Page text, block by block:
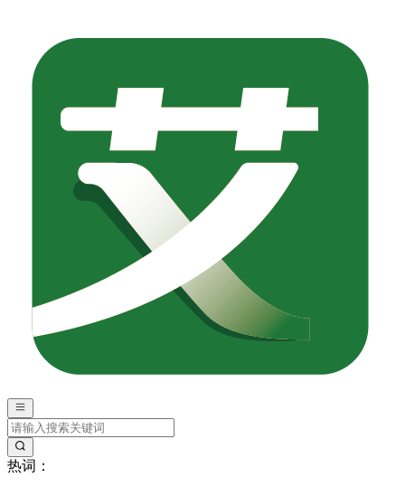
热词：